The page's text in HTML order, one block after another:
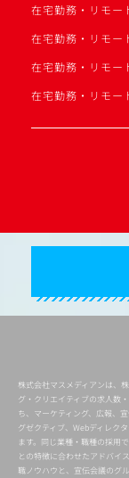
在宅勤務・リモー
在宅勤務・リモー
在宅勤務・リモー
在宅勤務・リモー
株式会社マスメディアンは、
グ・クリエイティブの求人数
ち、マーケティング、広報、
グゼクティブ、Webディレク
ます。同じ業種・職種の採用
との特徴に合わせたアドバイ
職ノウハウと、宣伝会議のグ